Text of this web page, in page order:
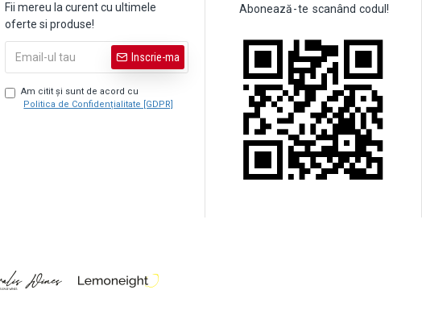
Fii mereu la curent cu ultimele
oferte si produse!
Inscrie-ma
Am citit şi sunt de acord cu
Politica de Confidențialitate [GDPR]
Abonează-te scanând codul!